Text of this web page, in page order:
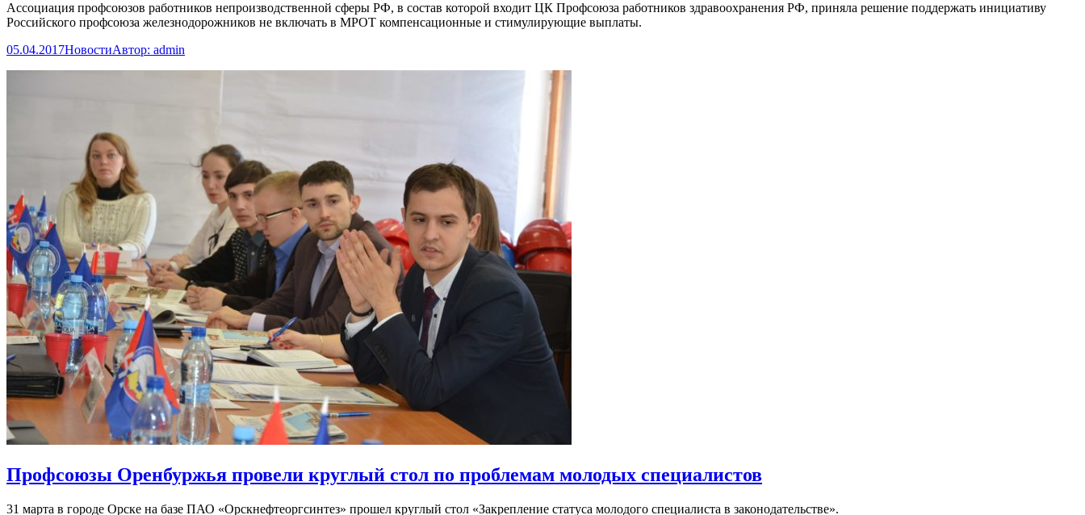
Ассоциация профсоюзов работников непроизводственной сферы РФ, в состав которой входит ЦК Профсоюза работников здравоохранения РФ, приняла решение поддержать инициативу
Российского профсоюза железнодорожников не включать в МРОТ компенсационные и стимулирующие выплаты.
05.04.2017НовостиАвтор: admin
Профсоюзы Оренбуржья провели круглый стол по проблемам молодых специалистов
31 марта в городе Орске на базе ПАО «Орскнефтеоргсинтез» прошел круглый стол «Закрепление статуса молодого специалиста в законодательстве».